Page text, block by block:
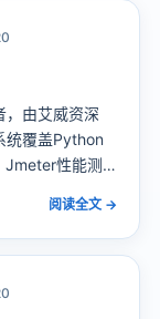
，由艾威资深
统覆盖Python
Jmeter性能测
阅读全文 →